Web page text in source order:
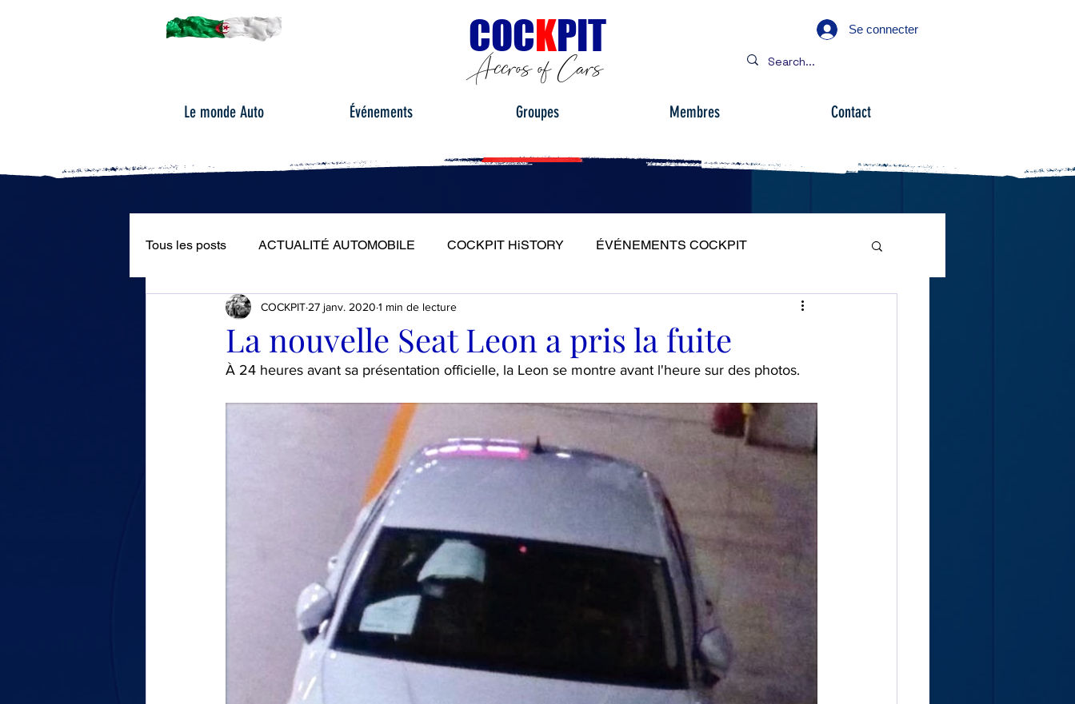
COCKPIT
Accros of Cars
Se connecter
Le monde Auto Événements Groupes Membres Contact
Tous les posts ACTUALITÉ AUTOMOBILE COCKPIT HiSTORY ÉVÉNEMENTS COCKPIT
ÉVÉNEMENTS AUTOMOBILES ESSAIS ROUTIERS
LE TOUR DE MA VOITURE
La nouvelle Seat Leon a pris la fuite
COCKPIT 27 janv. 2020 1 min de lecture
À 24 heures avant sa présentation officielle, la Leon se montre avant l'heure sur des photos.